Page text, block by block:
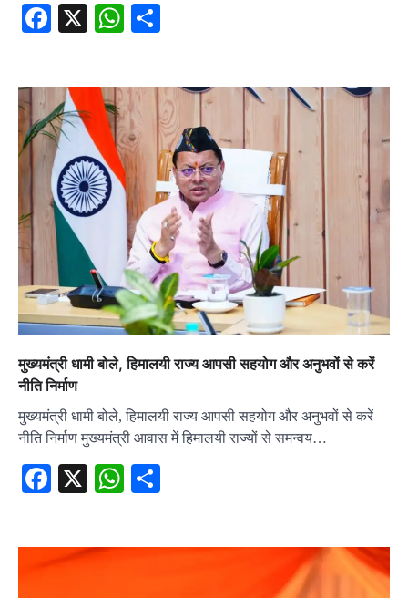
Facebook
X WhatsApp
मुख्यमंत्री धामी बोले, हिमालयी राज्य आपसी सहयोग और अनुभवों से करें
नीति निर्माण
मुख्यमंत्री धामी बोले, हिमालयी राज्य आपसी सहयोग और अनुभवों से करें
नीति निर्माण मुख्यमंत्री आवास में हिमालयी राज्यों से समन्वय…
Facebook
X WhatsApp